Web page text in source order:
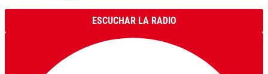
ESCUCHAR LA RADIO